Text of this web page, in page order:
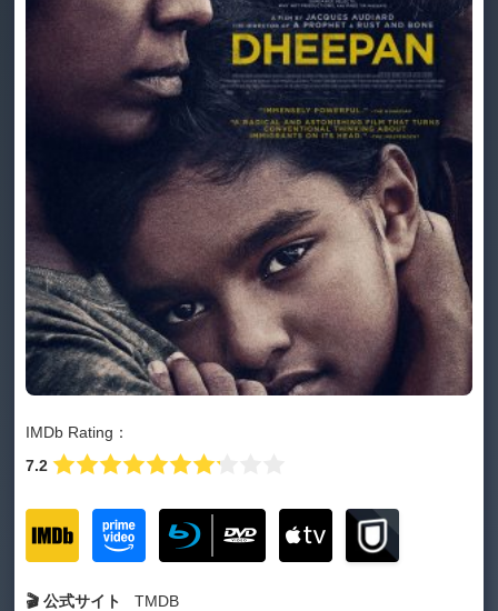
IMDb Rating：
7.2
🎬 公式サイト TMDB